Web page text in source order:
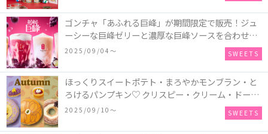
ゴンチャ「あふれる巨峰」が期間限定で販売！ジュ
ーシーな巨峰ゼリーと濃厚な巨峰ソースを合わせた
ミルクティー、ティーエード、ジェラッティー、ス
2025/09/04〜 SWEETS
ほっくりスイートポテト・まろやかモンブラン・と
ろけるパンプキン♡ クリスピー・クリーム・ドーナ
ツに“いも”“栗“”かぼちゃ“を使用し、秋らしい人気
2025/09/10〜 SWEETS